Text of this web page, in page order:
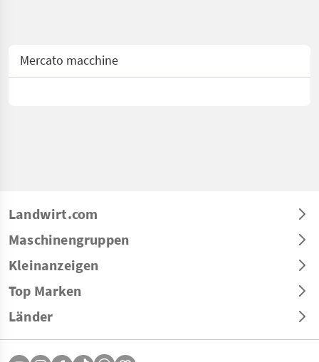
Mercato macchine
Landwirt.com
Maschinengruppen
Kleinanzeigen
Top Marken
Länder